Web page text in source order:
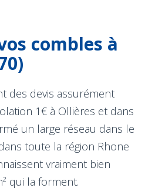
combles à
des devis assurément
1€ à Ollières et dans
un large réseau dans le
toute la région Rhone
vraiment bien
qui la forment.